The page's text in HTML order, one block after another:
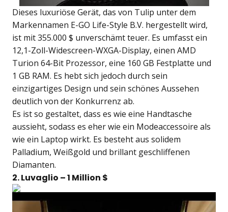
Dieses luxuriöse Gerät, das von Tulip unter dem
Markennamen E-GO Life-Style B.V. hergestellt wird,
ist mit 355.000 $ unverschämt teuer. Es umfasst ein
12,1-Zoll-Widescreen-WXGA-Display, einen AMD
Turion 64-Bit Prozessor, eine 160 GB Festplatte und
1 GB RAM. Es hebt sich jedoch durch sein
einzigartiges Design und sein schönes Aussehen
deutlich von der Konkurrenz ab.
Es ist so gestaltet, dass es wie eine Handtasche
aussieht, sodass es eher wie ein Modeaccessoire als
wie ein Laptop wirkt. Es besteht aus solidem
Palladium, Weißgold und brillant geschliffenen
Diamanten.
2. Luvaglio – 1 Million $